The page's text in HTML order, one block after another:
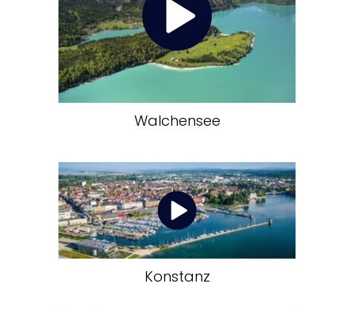
Walchensee
Konstanz